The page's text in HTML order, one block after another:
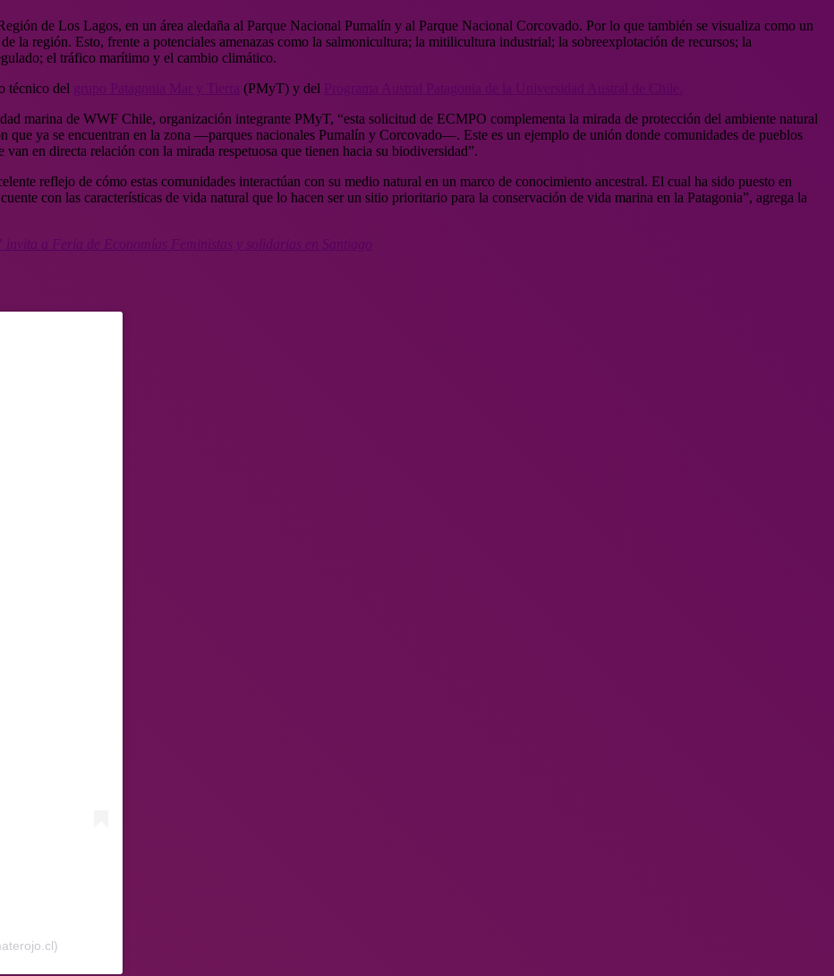
de Los Lagos, en un área aledaña al Parque Nacional Pumalín y al Parque Nacional Corcovado. Por lo que también se visualiza como un
la región. Esto, frente a potenciales amenazas como la salmonicultura; la mitilicultura industrial; la sobreexplotación de recursos; la
el tráfico marítimo y el cambio climático.
técnico del
(PMyT) y del
marina de WWF Chile, organización integrante PMyT, “esta solicitud de ECMPO complementa la mirada de protección del ambiente natural
que ya se encuentran en la zona —parques nacionales Pumalín y Corcovado—. Este es un ejemplo de unión donde comunidades de pueblos
en directa relación con la mirada respetuosa que tienen hacia su biodiversidad”.
reflejo de cómo estas comunidades interactúan con su medio natural en un marco de conocimiento ancestral. El cual ha sido puesto en
con las características de vida natural que lo hacen ser un sitio prioritario para la conservación de vida marina en la Patagonia”, agrega la